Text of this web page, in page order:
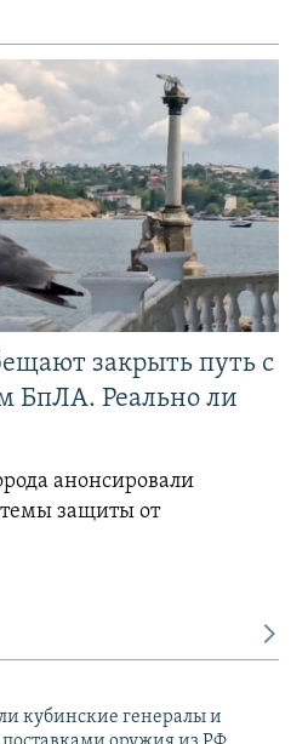
закрыть путь с
БпЛА. Реально ли
анонсировали
защиты от
кубинские генералы и